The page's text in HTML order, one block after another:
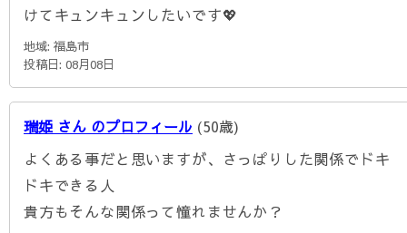
けてキュンキュンしたいです💖
地域: 福島市
投稿日: 08月08日
瑞姫 さん のプロフィール (50歳)
よくある事だと思いますが、さっぱりした関係でドキ
ドキできる人
貴方もそんな関係って憧れませんか？